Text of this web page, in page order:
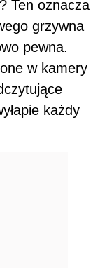
Ten oznacza
grzywna
pewna.
w kamery
każdy